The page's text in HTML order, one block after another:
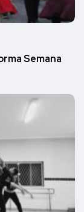
Semana